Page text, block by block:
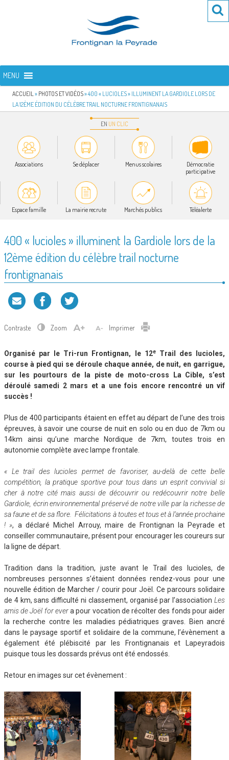
FRONTIGNAN LA PEYRADE
MENU
ACCUEIL » PHOTOS ET VIDÉOS»400 « LUCIOLES » ILLUMINENT LA GARDIOLE LORS DE
LA 12ÈME ÉDITION DU CÉLÈBRE TRAIL NOCTURNE FRONTIGNANAIS
EN UN CLIC
Associations Se déplacer Menus scolaires
Démocratie
participative
Espace famille La mairie recrute Marchés publics Téléalerte
400 « lucioles » illuminent la Gardiole lors de la
12ème édition du célèbre trail nocturne
frontignanais
Contraste Zoom Imprimer
Organisé par le Tri-run Frontignan, le 12eTrail des lucioles,
course à pied qui se déroule chaque année, de nuit, en garrigue,
sur les pourtours de la piste de moto-cross La Cible, s’est
déroulé samedi 2 mars et a une fois encore rencontré un vif
succès !
Plus de 400 participants étaient en effet au départ de l’une des trois
épreuves, à savoir une course de nuit en solo ou en duo de 7km ou
14km ainsi qu’une marche Nordique de 7km, toutes trois en
autonomie complète avec lampe frontale.
« Le trail des lucioles permet de favoriser, au-delà de cette belle
compétition, la pratique sportive pour tous dans un esprit convivial si
cher à notre cité mais aussi de découvrir ou redécouvrir notre belle
Gardiole, écrin environnemental préservé de notre ville par la richesse de
sa faune et de sa flore. Félicitations à toutes et tous et à l’année prochaine
! », a déclaré Michel Arrouy, maire de Frontignan la Peyrade et
conseiller communautaire, présent pour encourager les coureurs sur
la ligne de départ.
Tradition dans la tradition, juste avant le Trail des lucioles, de
nombreuses personnes s’étaient données rendez-vous pour une
nouvelle édition de Marcher / courir pour Joël. Ce parcours solidaire
de 4 km, sans difficulté ni classement, organisé par l’association Les
amis de Joël for evera pour vocation de récolter des fonds pour aider
la recherche contre les maladies pédiatriques graves. Bien ancré
dans le paysage sportif et solidaire de la commune, l’évènement a
également été plébiscité par les Frontignanais et Lapeyradois
puisque tous les dossards prévus ont été endossés.
Retour en images sur cet évènement :